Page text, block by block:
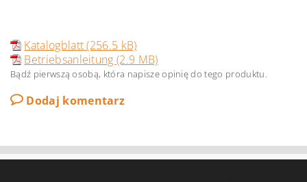
Katalogblatt (256.5 kB)
Betriebsanleitung (2.9 MB)
Bądź pierwszą osobą, która napisze opinię do tego produktu.
Dodaj komentarz